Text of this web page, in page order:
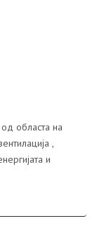
областа на
,
и